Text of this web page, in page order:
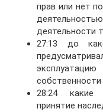
прав или нет
деятельности
27:13 до
собственности
28:24 какие
принятие